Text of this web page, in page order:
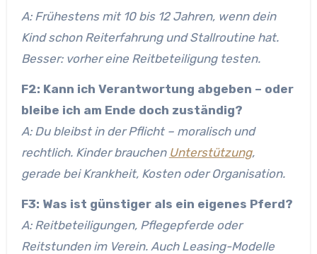
A: Frühestens mit 10 bis 12 Jahren, wenn dein
Kind schon Reiterfahrung und Stallroutine hat.
Besser: vorher eine Reitbeteiligung testen.
F2: Kann ich Verantwortung abgeben – oder
bleibe ich am Ende doch zuständig?
A: Du bleibst in der Pflicht – moralisch und
rechtlich. Kinder brauchen Unterstützung,
gerade bei Krankheit, Kosten oder Organisation.
F3: Was ist günstiger als ein eigenes Pferd?
A: Reitbeteiligungen, Pflegepferde oder
Reitstunden im Verein. Auch Leasing-Modelle